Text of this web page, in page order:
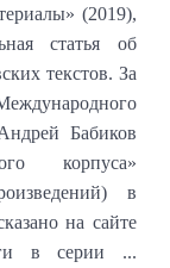
(2019),
статья об
текстов. За
Бабиков
корпуса»
в
на сайте
в серии ...